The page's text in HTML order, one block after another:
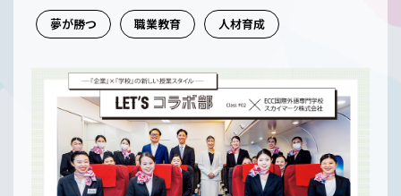
夢が勝つ 職業教育 人材育成